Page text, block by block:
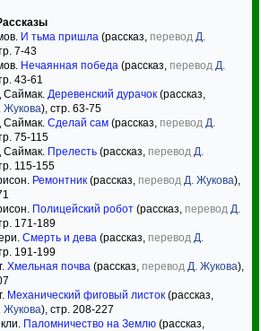
И тьма пришла (рассказ, перевод Д.
7-43
Нечаянная победа (рассказ, перевод Д.
43-61
Деревенский дурачок (рассказ,
Жукова), стр. 63-75
Сделай сам (рассказ, перевод Д.
75-115
Прелесть (рассказ, перевод Д.
115-155
Ремонтник (рассказ, перевод Д. Жукова),
Полицейский робот (рассказ, перевод Д.
171-189
Смерть и дева (рассказ, перевод Д.
191-199
Хмельная почва (рассказ, перевод Д. Жукова),
Механический фиговый листок (рассказ,
Жукова), стр. 208-227
Паломничество на Землю (рассказ,